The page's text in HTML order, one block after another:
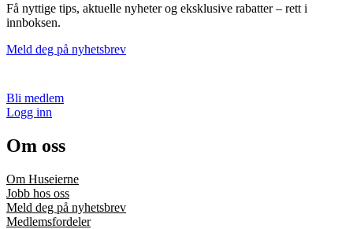
Få nyttige tips, aktuelle nyheter og eksklusive rabatter – rett i
innboksen.
Meld deg på nyhetsbrev
Bli medlem
Logg inn
Om oss
Om Huseierne
Jobb hos oss
Meld deg på nyhetsbrev
Medlemsfordeler